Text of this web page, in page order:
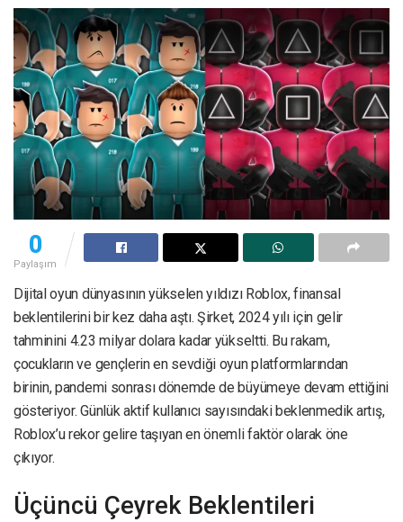
0
Paylaşım
Dijital oyun dünyasının yükselen yıldızı Roblox, finansal
beklentilerini bir kez daha aştı. Şirket, 2024 yılı için gelir
tahminini 4.23 milyar dolara kadar yükseltti. Bu rakam,
çocukların ve gençlerin en sevdiği oyun platformlarından
birinin, pandemi sonrası dönemde de büyümeye devam ettiğini
gösteriyor. Günlük aktif kullanıcı sayısındaki beklenmedik artış,
Roblox’u rekor gelire taşıyan en önemli faktör olarak öne
çıkıyor.
Üçüncü Çeyrek Beklentileri